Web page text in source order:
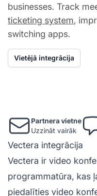
businesses. Track
ticketing system,
switching apps.
Vietējā integrācija
Partnera vietne
Uzzināt vairāk
Vectera integrācija
Vectera ir video
programmatūra, kas
piedalīties video